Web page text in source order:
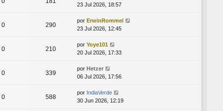
23 Jul 2026, 18:57
0 290
por ErwinRommel
23 Jul 2026, 12:45
0 210
por Yoye101
20 Jul 2026, 17:33
0 339
por Hetzer
06 Jul 2026, 17:56
0 588
por IndiaVerde
30 Jun 2026, 12:19